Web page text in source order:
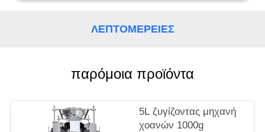
ΛΕΠΤΟΜΈΡΕΙΕΣ
παρόμοια προϊόντα
5L ζυγίζοντας μηχανή
χοανών 1000g